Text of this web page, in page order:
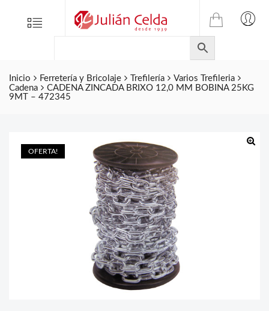
Menu
TIENDA
ONLINE
DE
JULIAN
CELDA
Inicio Ferretería y Bricolaje Trefilería
Varios Trefileria
Cadena
CADENA ZINCADA BRIXO 12,0 MM BOBINA 25KG
9MT – 472345
OFERTA!
Folletos
Contacto